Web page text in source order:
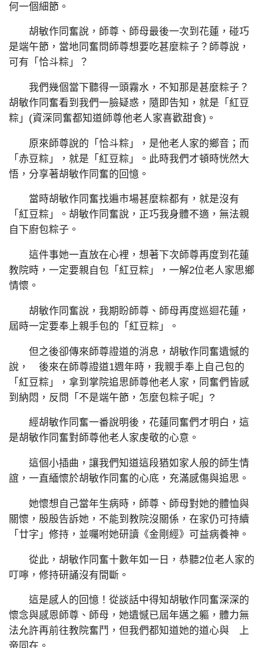
何一個細節。
胡敏作同奮說，師尊、師母最後一次到花蓮，碰巧
是端午節，當地同奮問師尊想要吃甚麼粽子？師尊說，
可有「恰斗粽」？
我們幾個當下聽得一頭霧水，不知那是甚麼粽子？
胡敏作同奮看到我們一臉疑惑，隨即告知，就是「紅豆
粽」(資深同奮都知道師尊他老人家喜歡甜食)。
原來師尊說的「恰斗粽」，是他老人家的鄉音；而
「赤豆粽」，就是「紅豆粽」。此時我們才頓時恍然大
悟，分享著胡敏作同奮的回憶。
當時胡敏作同奮找遍市場甚麼粽都有，就是沒有
「紅豆粽」。胡敏作同奮說，正巧我身體不適，無法親
自下廚包粽子。
這件事她一直放在心裡，想著下次師尊再度到花蓮
教院時，一定要親自包「紅豆粽」，一解2位老人家思鄉
情懷。
胡敏作同奮說，我期盼師尊、師母再度巡迴花蓮，
屆時一定要奉上親手包的「紅豆粽」。
但之後卻傳來師尊證道的消息，胡敏作同奮遺憾的
說， 後來在師尊證道1週年時，我親手奉上自己包的
「紅豆粽」，拿到掌院追思師尊他老人家，同奮們皆感
到納悶，反問「不是端午節，怎麼包粽子呢」?
經胡敏作同奮一番說明後，花蓮同奮們才明白，這
是胡敏作同奮對師尊他老人家虔敬的心意。
這個小插曲，讓我們知道這段猶如家人般的師生情
誼，一直緬懷於胡敏作同奮的心底，充滿感傷與追思。
她懷想自己當年生病時，師尊、師母對她的體恤與
關懷，殷殷告訴她，不能到教院沒關係，在家仍可持續
「廿字」修持，並囑咐她研讀《金剛經》可益病養神。
從此，胡敏作同奮十數年如一日，恭聽2位老人家的
叮嚀，修持研誦沒有間斷。
這是感人的回憶！從談話中得知胡敏作同奮深深的
懷念與感恩師尊、師母，她遺憾已屆年邁之軀，體力無
法允許再前往教院奮鬥，但我們都知道她的道心與 上